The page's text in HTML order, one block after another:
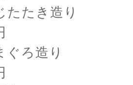
たたき造り
ぐろ造り